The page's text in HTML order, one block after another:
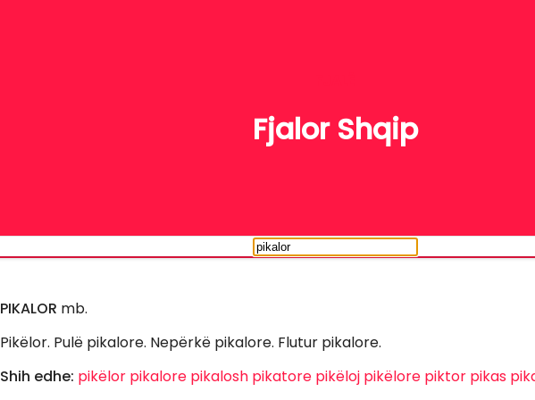
Fjalor Shqip
PIKALOR mb.
Pikëlor. Pulë pikalore. Nepërkë pikalore. Flutur pikalore.
Shih edhe: pikëlor pikalore pikalosh pikatore pikëloj pikëlore piktor pikas